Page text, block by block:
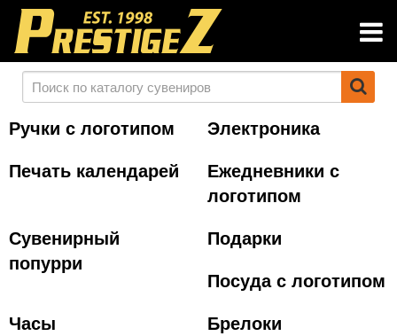
Ручки с логотипом
Электроника
Печать календарей
Ежедневники с
логотипом
Сувенирный
попурри
Подарки
Посуда с логотипом
Часы
Брелоки